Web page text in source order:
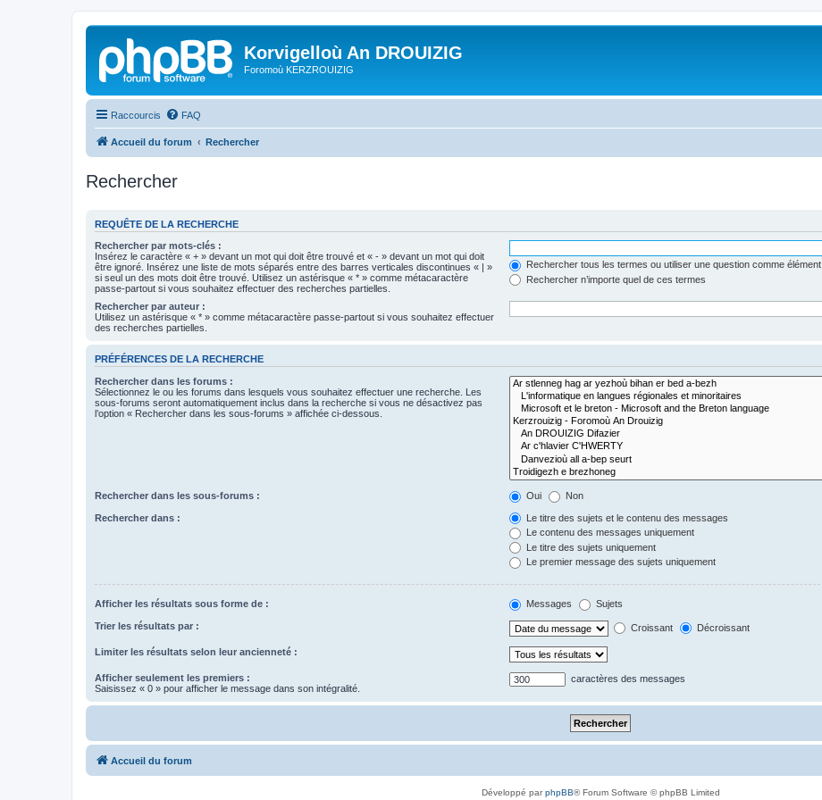
Korvigelloù An DROUIZIG
Foromoù KERZROUIZIG
Raccourcis FAQ
Accueil du forum Rechercher
Rechercher
REQUÊTE DE LA RECHERCHE
Rechercher par mots-clés :
Insérez le caractère « + » devant un mot qui doit être trouvé et « - » devant un mot qui doit
être ignoré. Insérez une liste de mots séparés entre des barres verticales discontinues « | »
si seul un des mots doit être trouvé. Utilisez un astérisque « * » comme métacaractère
passe-partout si vous souhaitez effectuer des recherches partielles.
Rechercher tous les termes ou utiliser une question comme élément
Rechercher n’importe quel de ces termes
Rechercher par auteur :
Utilisez un astérisque « * » comme métacaractère passe-partout si vous souhaitez effectuer
des recherches partielles.
PRÉFÉRENCES DE LA RECHERCHE
Rechercher dans les forums :
Sélectionnez le ou les forums dans lesquels vous souhaitez effectuer une recherche. Les
sous-forums seront automatiquement inclus dans la recherche si vous ne désactivez pas
l’option « Rechercher dans les sous-forums » affichée ci-dessous.
Rechercher dans les sous-forums : Oui Non
Rechercher dans :
Le titre des sujets et le contenu des messages
Le contenu des messages uniquement
Le titre des sujets uniquement
Le premier message des sujets uniquement
Afficher les résultats sous forme de : Messages Sujets
Trier les résultats par : Croissant Décroissant
Limiter les résultats selon leur ancienneté :
Afficher seulement les premiers :
Saisissez « 0 » pour afficher le message dans son intégralité.
caractères des messages
Accueil du forum
Développé parphpBB® Forum Software © phpBB Limited